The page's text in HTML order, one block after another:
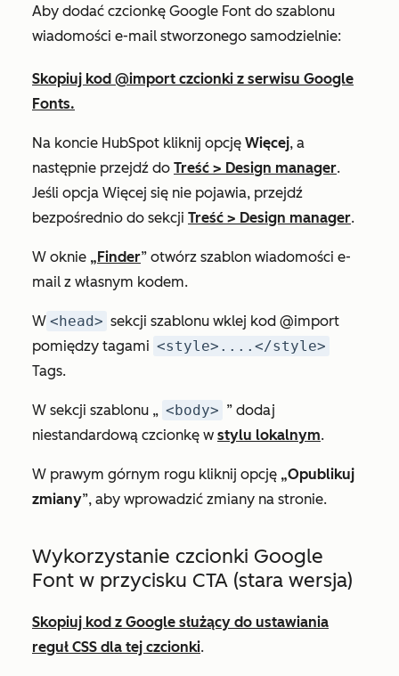
Aby dodać czcionkę Google Font do szablonu
wiadomości e-mail stworzonego samodzielnie:
Skopiuj kod @import czcionki z serwisu Google
Fonts.
Na koncie HubSpot kliknij opcję Więcej, a
następnie przejdź do Treść > Design manager.
Jeśli opcja Więcej się nie pojawia, przejdź
bezpośrednio do sekcji Treść > Design manager.
W oknie „Finder” otwórz szablon wiadomości e-
mail z własnym kodem.
W <head> sekcji szablonu wklej kod @import
pomiędzy tagami <style>....</style>
Tags.
W sekcji szablonu „ <body> ” dodaj
niestandardową czcionkę w stylu lokalnym.
W prawym górnym rogu kliknij opcję „Opublikuj
zmiany”, aby wprowadzić zmiany na stronie.
Wykorzystanie czcionki Google
Font w przycisku CTA (stara wersja)
Skopiuj kod z Google służący do ustawiania
reguł CSS dla tej czcionki.